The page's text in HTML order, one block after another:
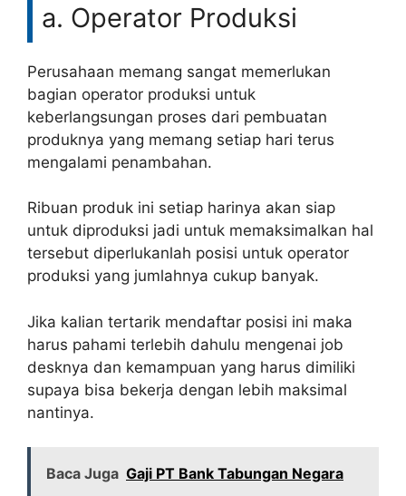
a. Operator Produksi
Perusahaan memang sangat memerlukan
bagian operator produksi untuk
keberlangsungan proses dari pembuatan
produknya yang memang setiap hari terus
mengalami penambahan.
Ribuan produk ini setiap harinya akan siap
untuk diproduksi jadi untuk memaksimalkan hal
tersebut diperlukanlah posisi untuk operator
produksi yang jumlahnya cukup banyak.
Jika kalian tertarik mendaftar posisi ini maka
harus pahami terlebih dahulu mengenai job
desknya dan kemampuan yang harus dimiliki
supaya bisa bekerja dengan lebih maksimal
nantinya.
Baca Juga Gaji PT Bank Tabungan Negara